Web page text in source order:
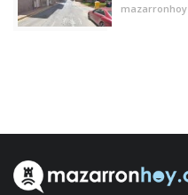
mazarronhoy